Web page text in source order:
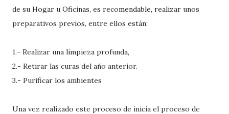
de su Hogar u Oficinas, es recomendable, realizar unos
preparativos previos, entre ellos están:
1.- Realizar una limpieza profunda,
2.- Retirar las curas del año anterior.
3.- Purificar los ambientes
Una vez realizado este proceso de inicia el proceso de